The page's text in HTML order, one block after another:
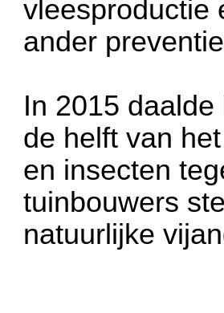
vleesproductie
ander
In 2015
de helft van
en insecten
tuinbouwers
natuurlijke